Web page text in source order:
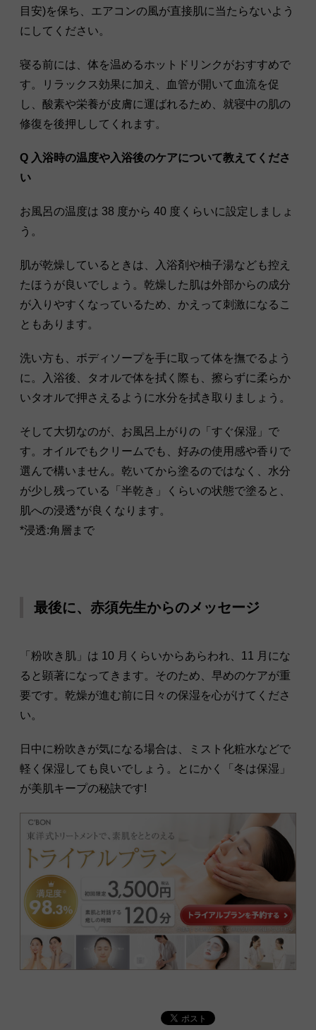
目安)を保ち、エアコンの風が直接肌に当たらないよう
にしてください。
寝る前には、体を温めるホットドリンクがおすすめで
す。リラックス効果に加え、血管が開いて血流を促
し、酸素や栄養が皮膚に運ばれるため、就寝中の肌の
修復を後押ししてくれます。
Q 入浴時の温度や入浴後のケアについて教えてくださ
い
お風呂の温度は 38 度から 40 度くらいに設定しましょ
う。
肌が乾燥しているときは、入浴剤や柚子湯なども控え
たほうが良いでしょう。乾燥した肌は外部からの成分
が入りやすくなっているため、かえって刺激になるこ
ともあります。
洗い方も、ボディソープを手に取って体を撫でるよう
に。入浴後、タオルで体を拭く際も、擦らずに柔らか
いタオルで押さえるように水分を拭き取りましょう。
そして大切なのが、お風呂上がりの「すぐ保湿」で
す。オイルでもクリームでも、好みの使用感や香りで
選んで構いません。乾いてから塗るのではなく、水分
が少し残っている「半乾き」くらいの状態で塗ると、
肌への浸透*が良くなります。
*浸透:角層まで
最後に、赤須先生からのメッセージ
「粉吹き肌」は 10 月くらいからあらわれ、11 月にな
ると顕著になってきます。そのため、早めのケアが重
要です。乾燥が進む前に日々の保湿を心がけてくださ
い。
日中に粉吹きが気になる場合は、ミスト化粧水などで
軽く保湿しても良いでしょう。とにかく「冬は保湿」
が美肌キープの秘訣です!